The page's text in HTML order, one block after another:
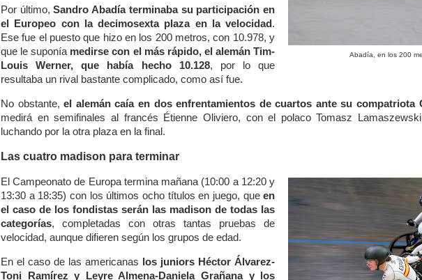
Abadía, en los 200
Por último,Sandro Abadía terminaba su participación en
el Europeo con la decimosexta plaza en la velocidad.
Ese fue el puesto que hizo en los 200 metros, con 10.978, y
que le suponía medirse con el más rápido, el alemán Tim-
Louis Werner, que había hecho 10.128, por lo que
resultaba un rival bastante complicado, como así fue.
No obstante,el alemán caía en dos enfrentamientos de cuartos ante su compatriota
medirá en semifinales al francés Étienne Oliviero, con el polaco Tomasz
luchando por la otra plaza en la final.
Las cuatro madison para terminar
El Campeonato de Europa termina mañana (10:00 a 12:20 y
13:30 a 18:35) con los últimos ocho títulos en juego, queen
el caso de los fondistas serán las madison de todas las
categorías, completadas con otras tantas pruebas de
velocidad, aunque difieren según los grupos de edad.
En el caso de las americanas
los juniors Héctor Álvarez-
Toni Ramírez y Leyre Almena-Daniela Grañana y los